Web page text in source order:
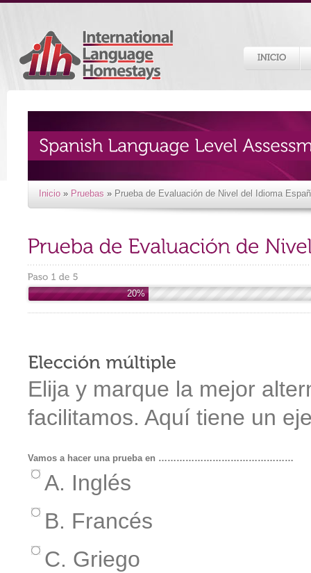
Inicio » Pruebas » Prueba de Evaluación de Nivel del Idioma
20%
Elija y marque la mejor
facilitamos. Aquí tiene un
Vamos a hacer una prueba en ………………………………………
A. Inglés
B. Francés
C. Griego